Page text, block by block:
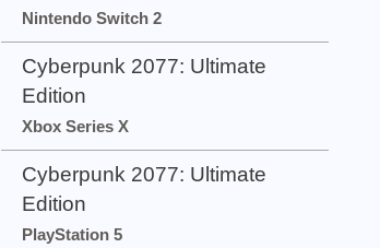
Nintendo Switch 2
Cyberpunk 2077: Ultimate
Edition
Xbox Series X
Cyberpunk 2077: Ultimate
Edition
PlayStation 5